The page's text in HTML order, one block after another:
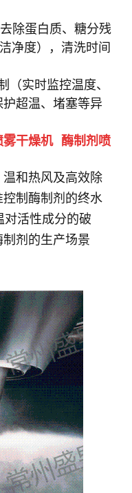
除蛋白质、糖分残
净度），清洗时间
（实时监控温度、
超温、堵塞等异
干燥机 酶制剂喷
和热风及高效除
制酶制剂的终水
活性成分的破
剂的生产场景